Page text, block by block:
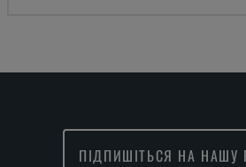
ПІДПИШІТЬСЯ НА НАШУ